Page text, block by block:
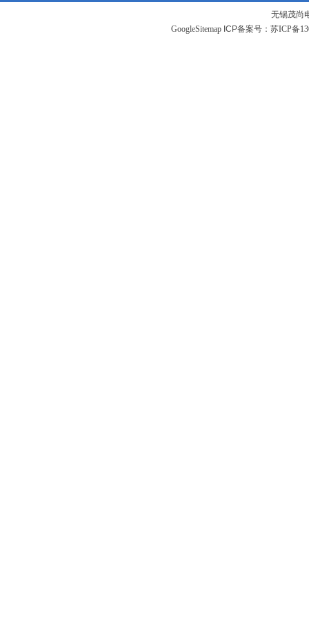
无锡茂尚
GoogleSitemapICP备案号： 苏ICP备